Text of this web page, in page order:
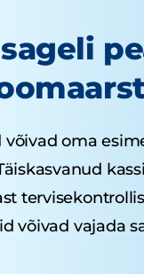
võivad oma
võivad vajada